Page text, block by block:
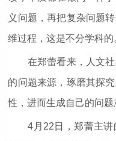
义问题，再把复杂问题
维过程，这是不分学科的
在郑蕾看来，人文社
的问题来源，琢磨其探
性，进而生成自己的问题
4月22日，郑蕾主讲